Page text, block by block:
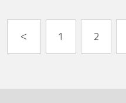
＜ 1 2